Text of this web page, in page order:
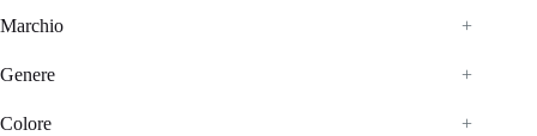
Marchio +
Genere +
Colore +